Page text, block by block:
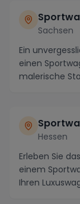
Sachsen
Ein
einen
malerische
Hessen
Erleben Sie
einem
Ihren